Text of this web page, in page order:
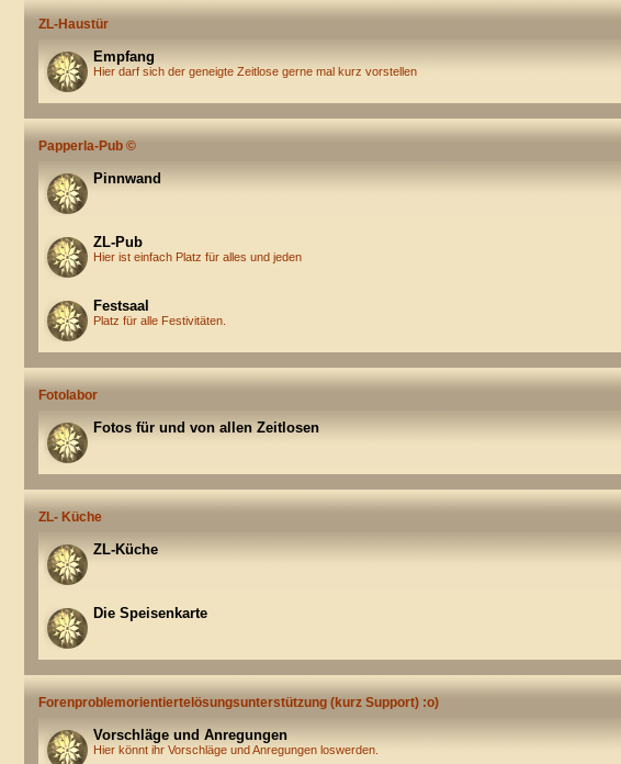
ZL-Haustür
Empfang
Hier darf sich der geneigte Zeitlose gerne mal kurz vorstellen
Papperla-Pub ©
Pinnwand
ZL-Pub
Hier ist einfach Platz für alles und jeden
Festsaal
Platz für alle Festivitäten.
Fotolabor
Fotos für und von allen Zeitlosen
ZL- Küche
ZL-Küche
Die Speisenkarte
Forenproblemorientiertelösungsunterstützung (kurz Support) :o)
Vorschläge und Anregungen
Hier könnt ihr Vorschläge und Anregungen loswerden.